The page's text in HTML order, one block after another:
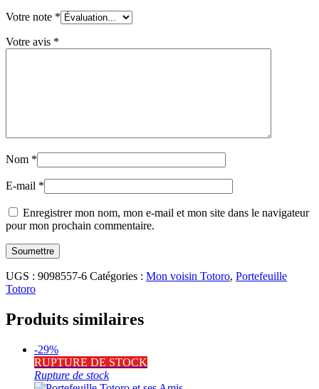
Votre note *
Votre avis *
Nom *
E-mail *
Enregistrer mon nom, mon e-mail et mon site dans le navigateur
pour mon prochain commentaire.
UGS : 9098557-6 Catégories : Mon voisin Totoro, Portefeuille
Totoro
Produits similaires
-29%
RUPTURE DE STOCK
Rupture de stock